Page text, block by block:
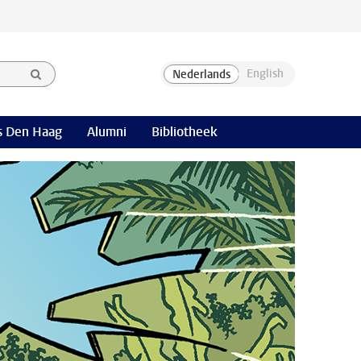
Den Haag Alumni Bibliotheek